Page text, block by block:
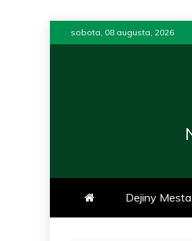
to
sobota, 08 augusta, 2026
Dejiny Mesta